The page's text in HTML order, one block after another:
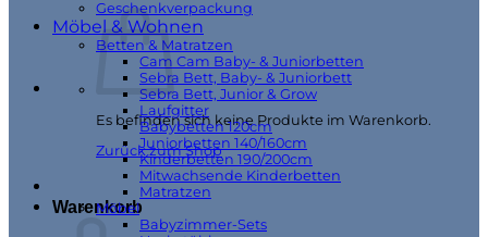
Es befinden sich keine Produkte im Warenkorb.
Zurück zum Shop
Warenkorb
Geschenkverpackung
Möbel & Wohnen
Betten & Matratzen
Cam Cam Baby- & Juniorbetten
Sebra Bett, Baby- & Juniorbett
Sebra Bett, Junior & Grow
Laufgitter
Babybetten 120cm
Juniorbetten 140/160cm
Kinderbetten 190/200cm
Mitwachsende Kinderbetten
Matratzen
Möbel
Babyzimmer-Sets